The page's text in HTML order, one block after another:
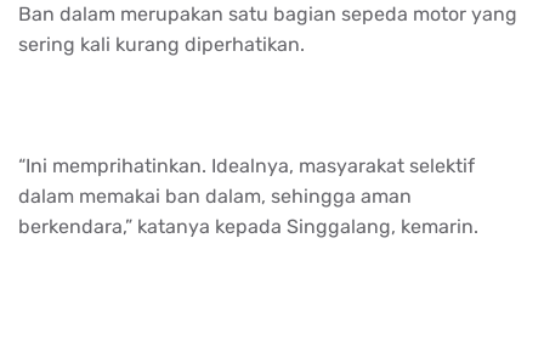
Ban dalam merupakan satu bagian sepeda motor yang
sering kali kurang diperhatikan.
“Ini memprihatinkan. Idealnya, masyarakat selektif
dalam memakai ban dalam, sehingga aman
berkendara,” katanya kepada Singgalang, kemarin.